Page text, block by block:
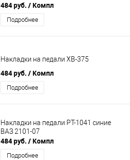
484 руб. / Компл
Подробнее
Накладки на педали XB-375
484 руб. / Компл
Подробнее
Накладки на педали РТ-1041 синие
ВАЗ 2101-07
484 руб. / Компл
Подробнее